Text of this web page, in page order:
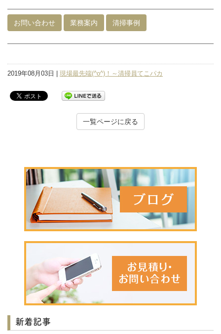
お問い合わせ 業務案内 清掃事例
2019年08月03日 | 現場最先端(^o^)！～清掃員てこパカ
一覧ページに戻る
新着記事